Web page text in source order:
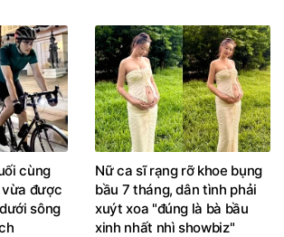
cùng
vừa được
sông
Nữ ca sĩ rạng rỡ khoe bụng
bầu 7 tháng, dân tình phải
xuýt xoa "đúng là bà bầu
xinh nhất nhì showbiz"